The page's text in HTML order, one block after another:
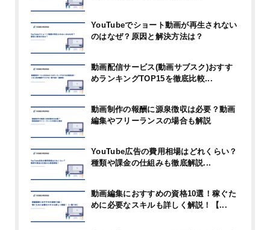
YouTubeでショート動画が再生されない
のはなぜ？原因と解決方法は？
動画配信サービス(動画サブスク)おすす
めランキングTOP15を徹底比較...
動画制作の報酬に源泉徴収は必要？動画
編集やフリーランスの場合も解説
YouTube広告の費用相場はどれくらい？
種類や課金の仕組みも徹底解説...
動画編集におすすめの資格10選！稼ぐた
めに必要なスキルも詳しく解説！【...